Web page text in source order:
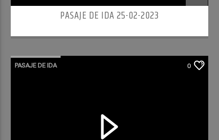
PASAJE DE IDA 25-02-2023
PASAJE DE IDA 0